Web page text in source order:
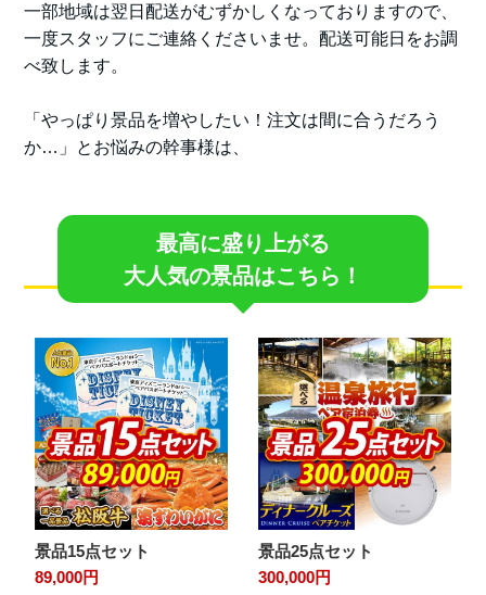
一部地域は翌日配送がむずかしくなっておりますので、
一度スタッフにご連絡くださいませ。配送可能日をお調
べ致します。
「やっぱり景品を増やしたい！注文は間に合うだろう
か…」とお悩みの幹事様は、
最高に盛り上がる
大人気の景品はこちら！
景品15点セット
89,000円
景品25点セット
300,000円